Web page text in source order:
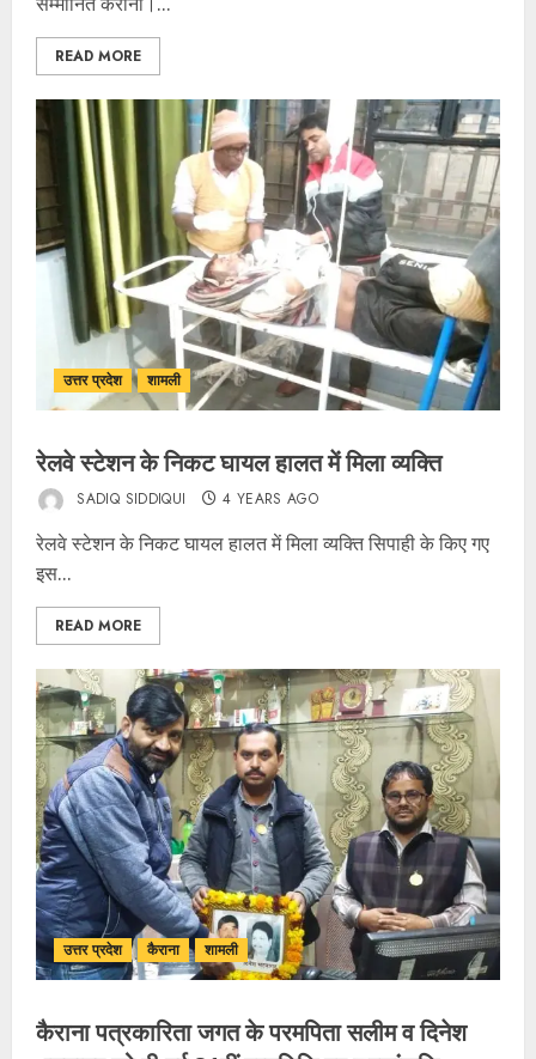
READ MORE
उत्तर प्रदेश शामली
रेलवे स्टेशन के निकट घायल हालत में मिला व्यक्ति
SADIQ SIDDIQUI 4 YEARS AGO
रेलवे स्टेशन के निकट घायल हालत में मिला व्यक्ति सिपाही के किए गए
इस...
READ MORE
उत्तर प्रदेश कैराना शामली
कैराना पत्रकारिता जगत के परमपिता सलीम व दिनेश